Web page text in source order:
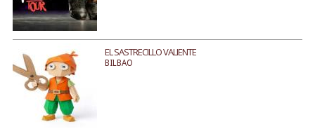
EL SASTRECILLO VALIENTE
BILBAO